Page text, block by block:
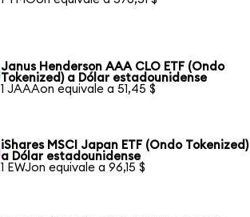
Janus Henderson AAA CLO ETF (Ondo
Tokenized) a Dólar estadounidense
1 JAAAon equivale a 51,45 $
iShares MSCI Japan ETF (Ondo Tokenized)
a Dólar estadounidense
1 EWJon equivale a 96,15 $